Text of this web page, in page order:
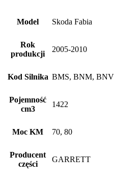
Model Skoda Fabia
Rok
produkcji
2005-2010
Kod Silnika BMS, BNM, BNV
Pojemność
cm3
1422
Moc KM 70, 80
Producent
części
GARRETT